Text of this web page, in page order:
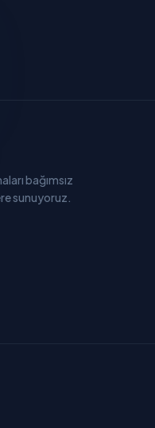
bağımsız
sunuyoruz.